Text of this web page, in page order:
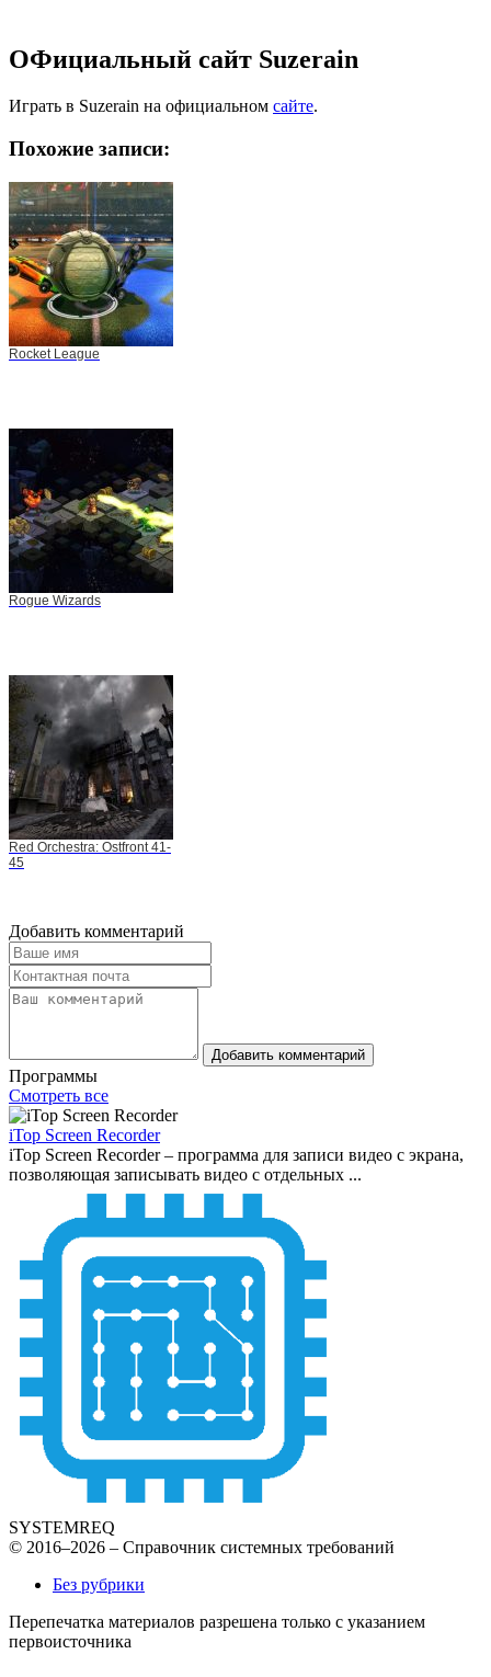
ОФициальный сайт Suzerain
Играть в Suzerain на официальном сайте.
Похожие записи:
Rocket League
Rogue Wizards
Red Orchestra: Ostfront 41-
45
Добавить комментарий
Добавить комментарий
Программы
Смотреть все
iTop Screen Recorder
iTop Screen Recorder – программа для записи видео с экрана,
позволяющая записывать видео с отдельных ...
SYSTEMREQ
© 2016–2026 – Справочник системных требований
Без рубрики
Перепечатка материалов разрешена только с указанием
первоисточника